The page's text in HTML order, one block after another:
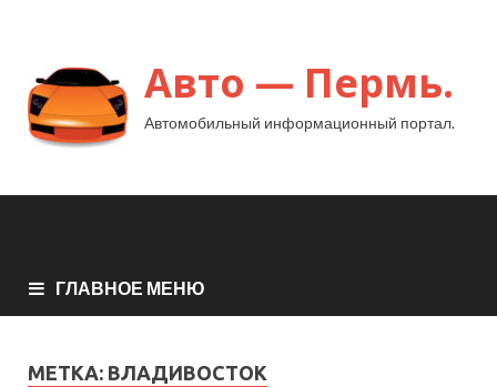
Авто — Пермь.
Автомобильный информационный портал.
ГЛАВНОЕ МЕНЮ
МЕТКА: ВЛАДИВОСТОК